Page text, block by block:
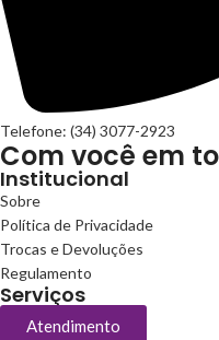
Telefone: (34) 3077-2923
Com você em
Institucional
Sobre
Política de Privacidade
Trocas e Devoluções
Regulamento
Serviços
Atendimento